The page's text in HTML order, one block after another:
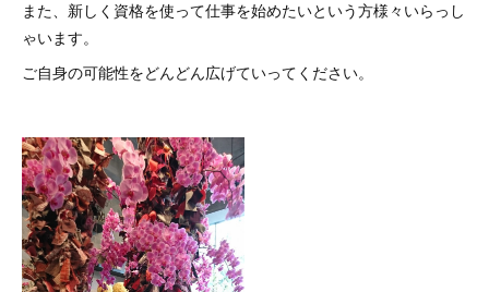
また、新しく資格を使って仕事を始めたいという方様々いらっし
ゃいます。
ご自身の可能性をどんどん広げていってください。